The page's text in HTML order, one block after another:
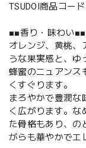
TSUDOI商品コー
■■香り・味わい■■
オレンジ、黄桃、
うな果実感と、ゆ
蜂蜜のニュアンス
くすぐります。
まろやかで豊潤な
く広がります。な
た骨格もあり、の
がらも華やかでエ